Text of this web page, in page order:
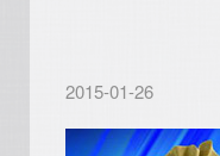
2015-01-26